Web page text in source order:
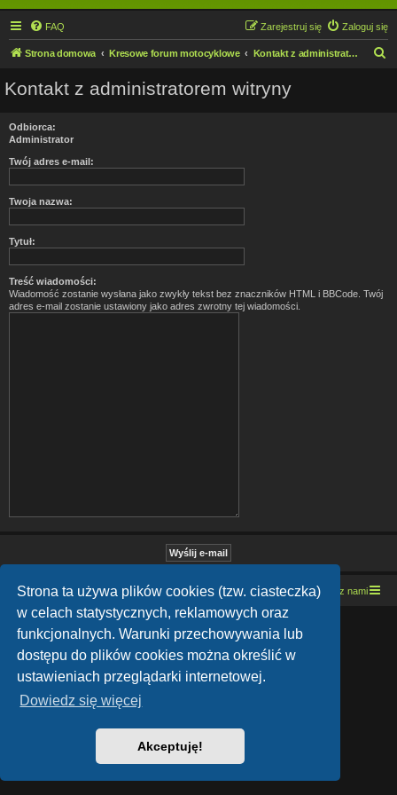
Strona ta używa plików cookies (tzw. ciasteczka)
w celach statystycznych, reklamowych oraz
funkcjonalnych. Warunki przechowywania lub
dostępu do plików cookies można określić w
ustawieniach przeglądarki internetowej.
Dowiedz się więcej
Akceptuję!
FAQ Zaloguj się
Zarejestruj się
Strona domowa Kresowe forum motocyklowe Kontakt z administratorem witryny
Kontakt z administratorem witryny
Odbiorca:
Administrator
Twój adres e-mail:
Twoja nazwa:
Tytuł:
Treść wiadomości:
Wiadomość zostanie wysłana jako zwykły tekst bez znaczników HTML i BBCode. Twój
adres e-mail zostanie ustawiony jako adres zwrotny tej wiadomości.
Strona domowa Kresowe forum motocyklowe Kontakt z nami
Lucid Lime style created by Melvin García
Co-Author:MannixMD
Style Version: 1.1.9
Technologię dostarczaphpBB ® Forum Software © phpBB Limited
Polski pakiet językowy dostarczaphpBB.pl
Zasady ochrony danych osobowych